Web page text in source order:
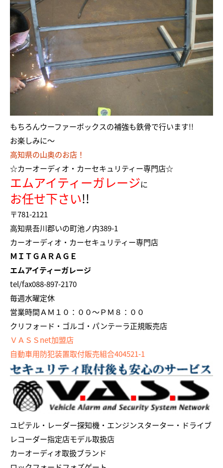
もちろんウーファーボックスの補強も鉄骨で行います!!
お楽しみに～
高知県の山奥のお店！
☆カーオーディオ・カーセキュリティー専門店☆
エムアイティーガレージに
お任せ下さい!!
〒781-2121
高知県吾川郡いの町池ノ内389-1
カーオーディオ・カーセキュリティー専門店
ＭＩＴＧＡＲＡＧＥ
エムアイティーガレージ
tel/fax088-897-2170
毎週水曜定休
営業時間ＡＭ１０：００～ＰＭ８：００
クリフォード・ゴルゴ・パンテーラ正規販売店
ＶＡＳＳnet加盟店
自動車用防犯装置取付販売組合404521-1
ユピテル・レーダー探知機・エンジンスターター・ドライブ
レコーダー指定店モデル取扱店
カーオーディオ取扱ブランド